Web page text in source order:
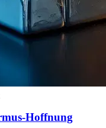
Hoffnung